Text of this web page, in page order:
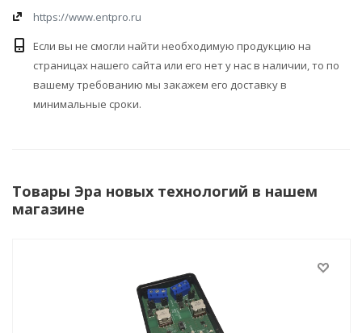
https://www.entpro.ru
Если вы не смогли найти необходимую продукцию на
страницах нашего сайта или его нет у нас в наличии, то по
вашему требованию мы закажем его доставку в
минимальные сроки.
Товары Эра новых технологий в нашем
магазине